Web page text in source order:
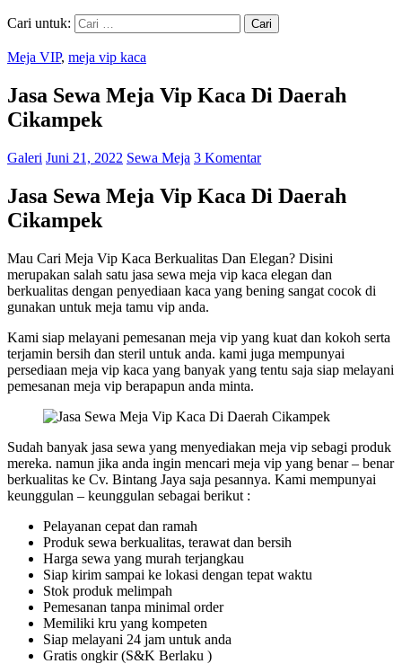
Cari untuk:
Meja VIP, meja vip kaca
Jasa Sewa Meja Vip Kaca Di Daerah
Cikampek
Galeri Juni 21, 2022 Sewa Meja 3 Komentar
Jasa Sewa Meja Vip Kaca Di Daerah
Cikampek
Mau Cari Meja Vip Kaca Berkualitas Dan Elegan? Disini
merupakan salah satu jasa sewa meja vip kaca elegan dan
berkualitas dengan penyediaan kaca yang bening sangat cocok di
gunakan untuk meja tamu vip anda.
Kami siap melayani pemesanan meja vip yang kuat dan kokoh serta
terjamin bersih dan steril untuk anda. kami juga mempunyai
persediaan meja vip kaca yang banyak yang tentu saja siap melayani
pemesanan meja vip berapapun anda minta.
Sudah banyak jasa sewa yang menyediakan meja vip sebagi produk
mereka. namun jika anda ingin mencari meja vip yang benar – benar
berkualitas ke Cv. Bintang Jaya saja pesannya. Kami mempunyai
keunggulan – keunggulan sebagai berikut :
Pelayanan cepat dan ramah
Produk sewa berkualitas, terawat dan bersih
Harga sewa yang murah terjangkau
Siap kirim sampai ke lokasi dengan tepat waktu
Stok produk melimpah
Pemesanan tanpa minimal order
Memiliki kru yang kompeten
Siap melayani 24 jam untuk anda
Gratis ongkir (S&K Berlaku )